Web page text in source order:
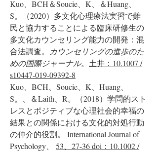
Kuo、BCH＆Soucie、K、＆Huang、
S。（2020）多文化心理療法実習で難
民と協力することによる臨床研修生の
多文化カウンセリング能力の開発：混
合法調査。
カウンセリングの進歩のた
めの国際ジャーナル。 土井：10.1007 /
s10447-019-09392-8
Kuo、BCH、Soucie、K、Huang、
S。、＆Laith、R。（2018）学問的スト
レスとポジティブな心理社会的幸福の
結果との関係における文化的対処行動
の仲介的役割。 International Journal of
Psychology、 53、27-36 doi：10.1002 /